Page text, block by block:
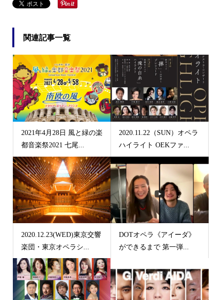
関連記事一覧
2021年4月28日 風と緑の楽
都音楽祭2021 七尾...
2020.11.22（SUN）オペラ
ハイライト OEKファ...
2020.12.23(WED)東京交響
楽団・東京オペラシ...
DOTオペラ《アイーダ》
ができるまで 第一弾...